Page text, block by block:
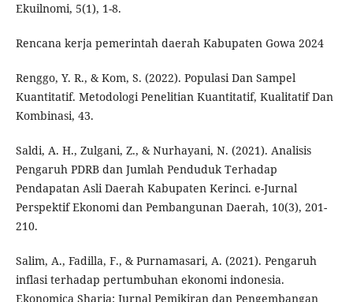
Ekuilnomi, 5(1), 1-8.
Rencana kerja pemerintah daerah Kabupaten Gowa 2024
Renggo, Y. R., & Kom, S. (2022). Populasi Dan Sampel
Kuantitatif. Metodologi Penelitian Kuantitatif, Kualitatif Dan
Kombinasi, 43.
Saldi, A. H., Zulgani, Z., & Nurhayani, N. (2021). Analisis
Pengaruh PDRB dan Jumlah Penduduk Terhadap
Pendapatan Asli Daerah Kabupaten Kerinci. e-Jurnal
Perspektif Ekonomi dan Pembangunan Daerah, 10(3), 201-
210.
Salim, A., Fadilla, F., & Purnamasari, A. (2021). Pengaruh
inflasi terhadap pertumbuhan ekonomi indonesia.
Ekonomica Sharia: Jurnal Pemikiran dan Pengembangan